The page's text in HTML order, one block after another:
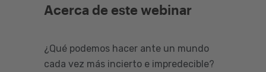
Acerca de este webinar
¿Qué podemos hacer ante un mundo
cada vez más incierto e impredecible?